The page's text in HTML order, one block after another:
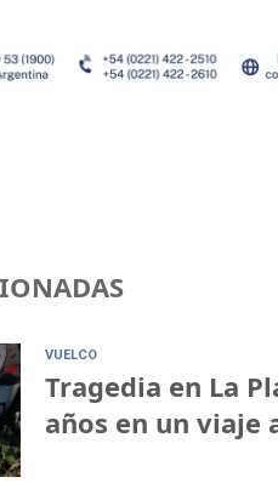
VUELCO
Tragedia en La
años en un viaje